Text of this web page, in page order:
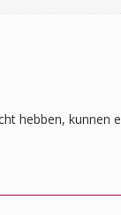
hebben, kunnen